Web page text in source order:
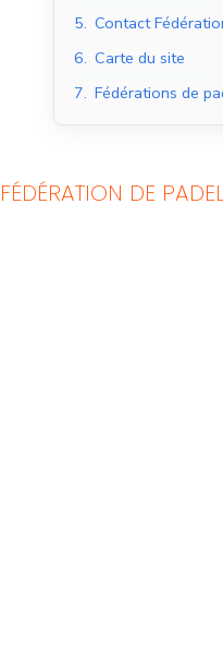
5. Contact
6. Carte du site
7. Fédérations de
FÉDÉRATION DE